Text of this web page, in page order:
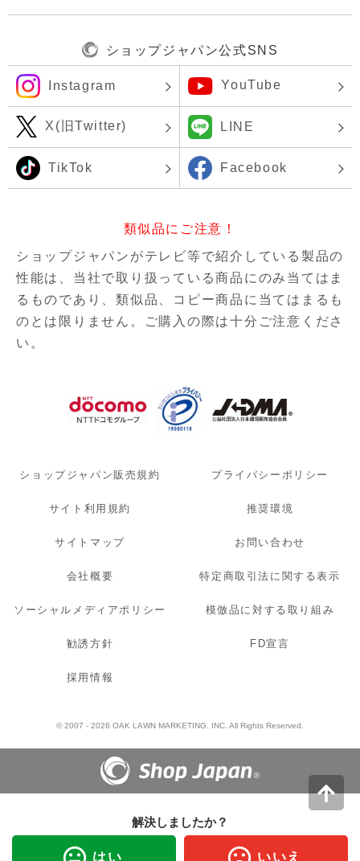
解決しましたか？
はい いいえ
ショップジャパン公式SNS
Instagram YouTube
X(旧Twitter) LINE
TikTok Facebook
類似品にご注意！
ショップジャパンがテレビ等で紹介している製品の
性能は、当社で取り扱っている商品にのみ当てはま
るものであり、類似品、コピー商品に当てはまるも
のとは限りません。ご購入の際は十分ご注意くださ
い。
ショップジャパン販売規約 プライバシーポリシー
サイト利用規約 推奨環境
サイトマップ お問い合わせ
会社概要 特定商取引法に関する表示
ソーシャルメディアポリシー 模倣品に対する取り組み
勧誘方針 FD宣言
採用情報
© 2007 - 2026 OAK LAWN MARKETING. INC. All Rights Reserved.